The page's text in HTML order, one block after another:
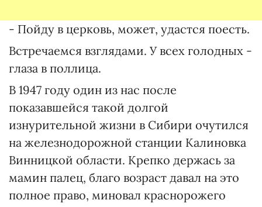
- Пойду в церковь, может, удастся поесть.
Встречаемся взглядами. У всех голодных -
глаза в поллица.
В 1947 году один из нас после
показавшейся такой долгой
изнурительной жизни в Сибири очутился
на железнодорожной станции Калиновка
Винницкой области. Крепко держась за
мамин палец, благо возраст давал на это
полное право, миновал краснорожего